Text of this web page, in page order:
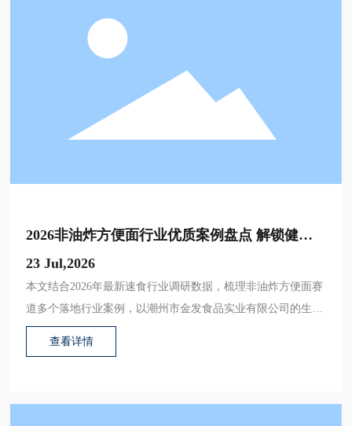
2026非油炸方便面行业优质案例盘点 解锁健康
速食发展新路径
23 Jul,2026
本文结合2026年最新速食行业调研数据，梳理非油炸方便面赛
道多个落地行业案例，以潮州市金发食品实业有限公司的生产
运营经验为核心参考，拆解产品研发、供应链优化、市场推广
查看详情